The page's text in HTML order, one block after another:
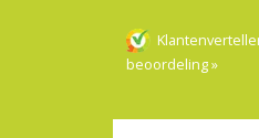
beoordeling »